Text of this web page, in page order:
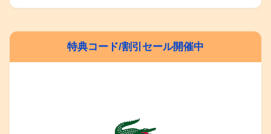
特典コード/割引セール開催中